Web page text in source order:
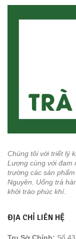
Chúng tôi với triết lý
Lượng cùng với đam
trường các sản
Nguyên. Uống trà
khởi trào phúc khí.
ĐỊA CHỈ LIÊN HỆ
Trụ Sở Chính: Số